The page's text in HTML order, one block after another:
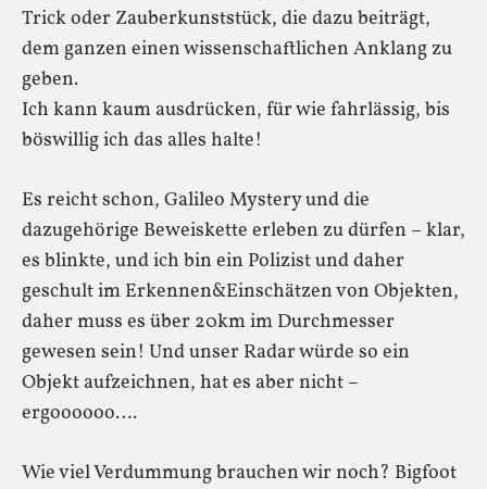
Trick oder Zauberkunststück, die dazu beiträgt,
dem ganzen einen wissenschaftlichen Anklang zu
geben.
Ich kann kaum ausdrücken, für wie fahrlässig, bis
böswillig ich das alles halte!
Es reicht schon, Galileo Mystery und die
dazugehörige Beweiskette erleben zu dürfen – klar,
es blinkte, und ich bin ein Polizist und daher
geschult im Erkennen&Einschätzen von Objekten,
daher muss es über 20km im Durchmesser
gewesen sein! Und unser Radar würde so ein
Objekt aufzeichnen, hat es aber nicht –
ergoooooo….
Wie viel Verdummung brauchen wir noch? Bigfoot